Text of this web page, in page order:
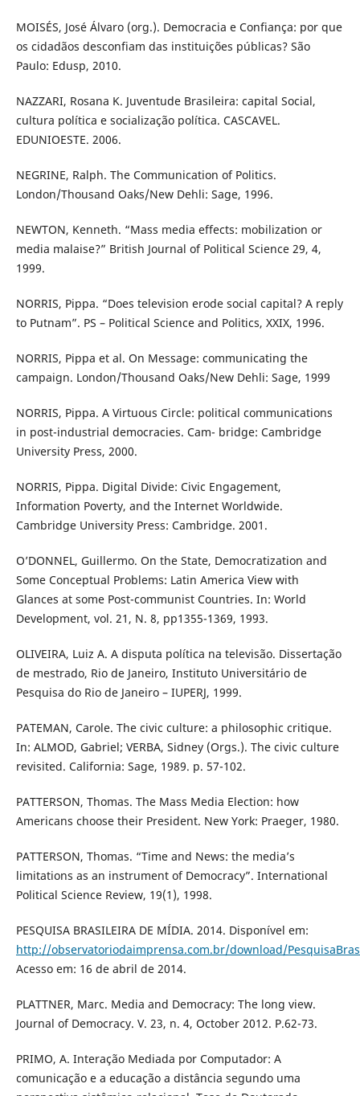
MOISÉS, José Álvaro (org.). Democracia e Confiança: por que
os cidadãos desconfiam das instituições públicas? São
Paulo: Edusp, 2010.
NAZZARI, Rosana K. Juventude Brasileira: capital Social,
cultura política e socialização política. CASCAVEL.
EDUNIOESTE. 2006.
NEGRINE, Ralph. The Communication of Politics.
London/Thousand Oaks/New Dehli: Sage, 1996.
NEWTON, Kenneth. “Mass media effects: mobilization or
media malaise?” British Journal of Political Science 29, 4,
1999.
NORRIS, Pippa. “Does television erode social capital? A reply
to Putnam”. PS – Political Science and Politics, XXIX, 1996.
NORRIS, Pippa et al. On Message: communicating the
campaign. London/Thousand Oaks/New Dehli: Sage, 1999
NORRIS, Pippa. A Virtuous Circle: political communications
in post-industrial democracies. Cam- bridge: Cambridge
University Press, 2000.
NORRIS, Pippa. Digital Divide: Civic Engagement,
Information Poverty, and the Internet Worldwide.
Cambridge University Press: Cambridge. 2001.
O’DONNEL, Guillermo. On the State, Democratization and
Some Conceptual Problems: Latin America View with
Glances at some Post-communist Countries. In: World
Development, vol. 21, N. 8, pp1355-1369, 1993.
OLIVEIRA, Luiz A. A disputa política na televisão. Dissertação
de mestrado, Rio de Janeiro, Instituto Universitário de
Pesquisa do Rio de Janeiro – IUPERJ, 1999.
PATEMAN, Carole. The civic culture: a philosophic critique.
In: ALMOD, Gabriel; VERBA, Sidney (Orgs.). The civic culture
revisited. California: Sage, 1989. p. 57-102.
PATTERSON, Thomas. The Mass Media Election: how
Americans choose their President. New York: Praeger, 1980.
PATTERSON, Thomas. “Time and News: the media’s
limitations as an instrument of Democracy”. International
Political Science Review, 19(1), 1998.
PESQUISA BRASILEIRA DE MÍDIA. 2014. Disponível em:
http://observatoriodaimprensa.com.br/download/
Acesso em: 16 de abril de 2014.
PLATTNER, Marc. Media and Democracy: The long view.
Journal of Democracy. V. 23, n. 4, October 2012. P.62-73.
PRIMO, A. Interação Mediada por Computador: A
comunicação e a educação a distância segundo uma